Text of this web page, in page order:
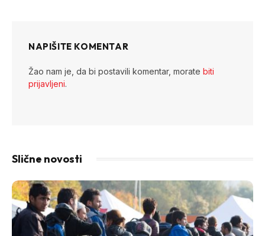
NAPIŠITE KOMENTAR
Žao nam je, da bi postavili komentar, morate biti
prijavljeni.
Slične novosti